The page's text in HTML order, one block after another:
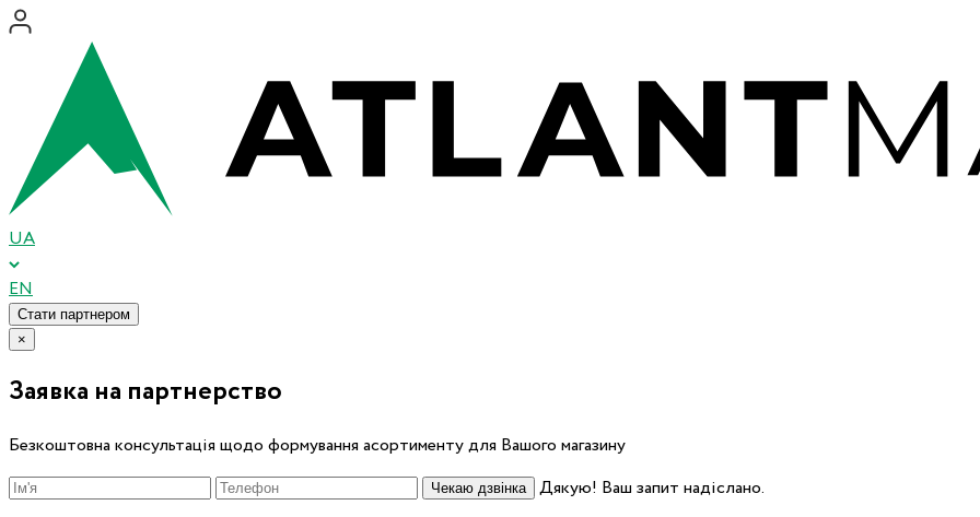
UA
EN
Стати партнером
×
Заявка на партнерство
Безкоштовна консультація щодо формування асортименту для Вашого магазину
Чекаю дзвінка
Дякую! Ваш запит надіслано.